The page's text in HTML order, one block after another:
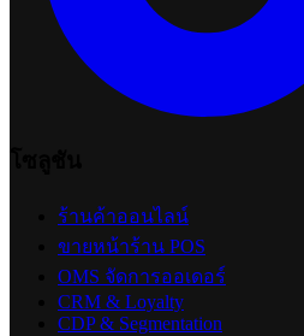
ร้านค้าออนไลน์
ขายหน้าร้าน POS
OMS จัดการออเดอร์
CRM & Loyalty
CDP & Segmentation